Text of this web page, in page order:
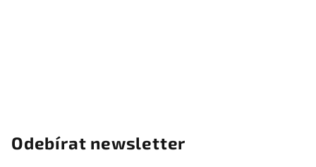
Odebírat newsletter